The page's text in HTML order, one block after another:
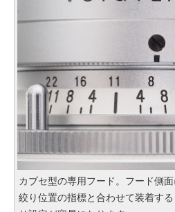
カブセ型の専用フード。フード側
絞り位置の指標と合わせて装着す